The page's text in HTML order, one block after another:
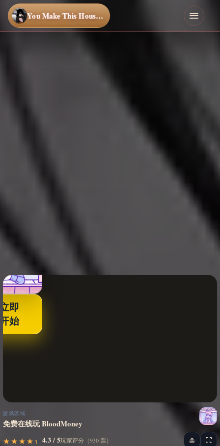
You Make This House a Home
立即
开始
游戏区域
免费在线玩 BloodMoney
★
★ ★
★ ★
★ ★
★ ★★ 4.3 / 5玩家评分（930 票）